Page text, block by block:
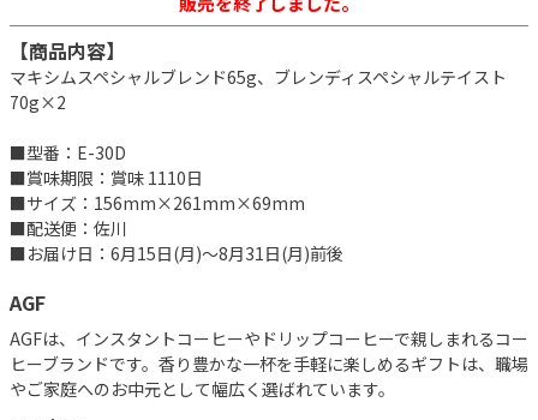
【商品内容】
マキシムスペシャルブレンド65g、ブレンディスペシャルテイスト
70g×2
■型番：E-30D
■賞味期限：賞味 1110日
■サイズ：156mm×261mm×69mm
■配送便：佐川
■お届け日：6月15日(月)～8月31日(月)前後
AGF
AGFは、インスタントコーヒーやドリップコーヒーで親しまれるコー
ヒーブランドです。香り豊かな一杯を手軽に楽しめるギフトは、職場
やご家庭へのお中元として幅広く選ばれています。